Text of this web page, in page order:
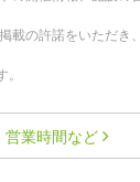
の許諾をいただき
営業時間など